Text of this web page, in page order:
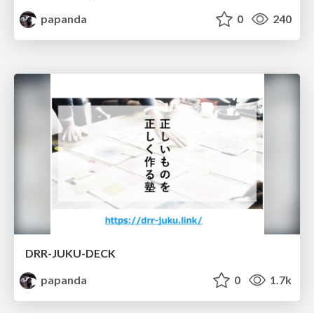
papanda
0 240
DRR-JUKU-DECK
papanda
0 1.7k